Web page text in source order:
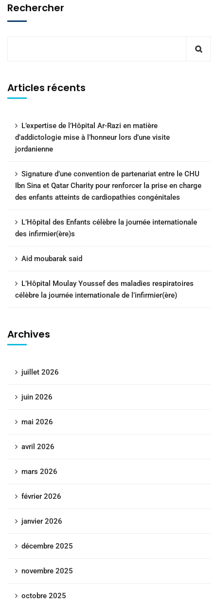
Rechercher
Articles récents
L’expertise de l’Hôpital Ar-Razi en matière
d’addictologie mise à l’honneur lors d’une visite
jordanienne
Signature d’une convention de partenariat entre le CHU
Ibn Sina et Qatar Charity pour renforcer la prise en charge
des enfants atteints de cardiopathies congénitales
L’Hôpital des Enfants célèbre la journée internationale
des infirmier(ère)s
Aid moubarak said
L’Hôpital Moulay Youssef des maladies respiratoires
célèbre la journée internationale de l’infirmier(ère)
Archives
juillet 2026
juin 2026
mai 2026
avril 2026
mars 2026
février 2026
janvier 2026
décembre 2025
novembre 2025
octobre 2025